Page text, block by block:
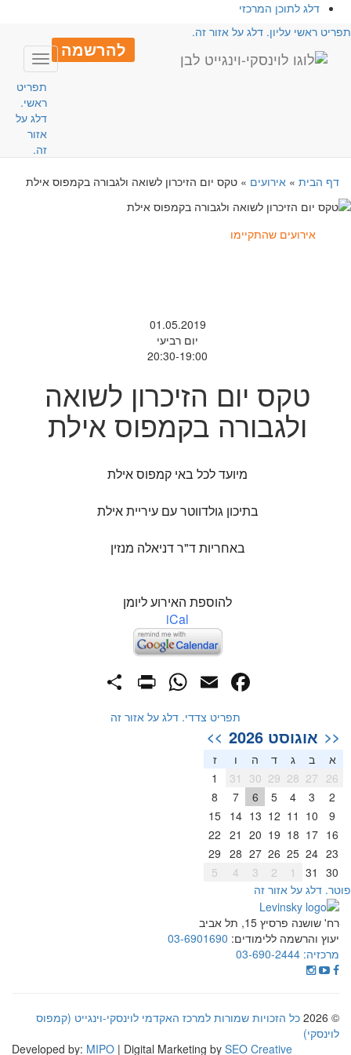
דלג לתוכן המרכזי
ראשי עליון. דלג על אזור זה.
להרשמה
Toggle
תפריט
ראשי.
דלג על
אזור
זה.
דף הבית» אירועים» טקס יום הזיכרון לשואה ולגבורה בקמפוס אילת
אירועים שהתקיימו
01.05.2019
יום רביעי
20:30-19:00
טקס יום הזיכרון לשואה
ולגבורה בקמפוס אילת
מיועד לכל באי קמפוס אילת
בתיכון גולדווטר עם עיריית אילת
באחריות ד"ר דניאלה מנזין
להוספת האירוע ליומן
iCal
Facebook
Email
WhatsApp
תפריט צדדי. דלג על אזור זה
<< אוגוסט 2026 >>
א ב ג ד ה
ז
26
27
28
29
30
31
2
3
4
5
6
7
8
9
10
11
12
13
14
15
16
17
18
19
20
21
22
23
24
25
26
27
28
29
30
31
2
3
4
5
דלג על אזור זה
רח' שושנה פרסיץ 15, תל אביב
יעוץ והרשמה ללימודים: 03-6901690
מרכזיה: 03-690-2444
© 2026
כל הזכויות שמורות למרכז האקדמי לוינסקי-וינגייט (קמפוס
לוינסקי)
Developed by:MIPO | Digital Marketing bySEO Creative